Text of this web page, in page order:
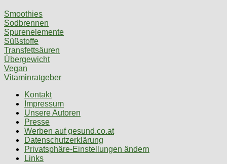
Smoothies
Sodbrennen
Spurenelemente
Süßstoffe
Transfettsäuren
Übergewicht
Vegan
Vitaminratgeber
Kontakt
Impressum
Unsere Autoren
Presse
Werben auf gesund.co.at
Datenschutzerklärung
Privatsphäre-Einstellungen ändern
Links